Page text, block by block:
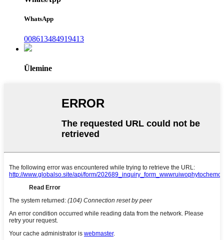
WhatsApp
008613484919413
Ülemine